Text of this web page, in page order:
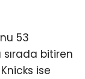
53
bitiren
ise